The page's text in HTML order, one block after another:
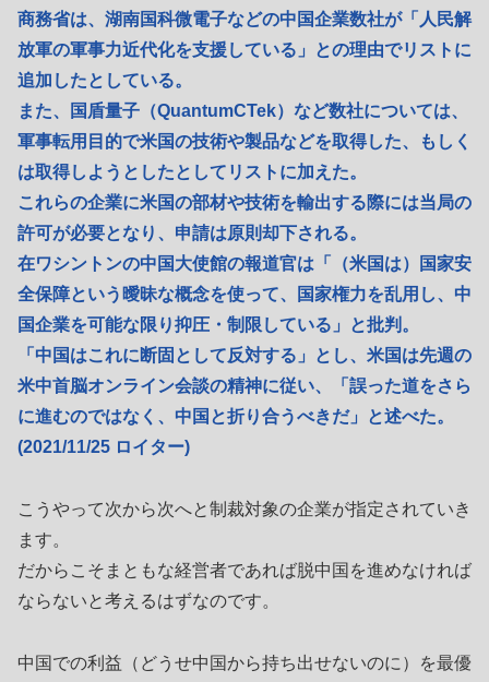
商務省は、湖南国科微電子などの中国企業数社が「人民解
放軍の軍事力近代化を支援している」との理由でリストに
追加したとしている。
また、国盾量子（QuantumCTek）など数社については、
軍事転用目的で米国の技術や製品などを取得した、もしく
は取得しようとしたとしてリストに加えた。
これらの企業に米国の部材や技術を輸出する際には当局の
許可が必要となり、申請は原則却下される。
在ワシントンの中国大使館の報道官は「（米国は）国家安
全保障という曖昧な概念を使って、国家権力を乱用し、中
国企業を可能な限り抑圧・制限している」と批判。
「中国はこれに断固として反対する」とし、米国は先週の
米中首脳オンライン会談の精神に従い、「誤った道をさら
に進むのではなく、中国と折り合うべきだ」と述べた。
(2021/11/25 ロイター)
こうやって次から次へと制裁対象の企業が指定されていき
ます。
だからこそまともな経営者であれば脱中国を進めなければ
ならないと考えるはずなのです。
中国での利益（どうせ中国から持ち出せないのに）を最優